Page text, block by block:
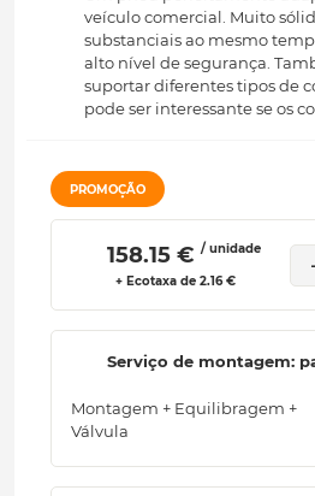
veículo comercial. Muito
substanciais ao mesmo
alto nível de segurança.
suportar diferentes tipos de
pode ser interessante se os
PROMOÇÃO
158.15 € / unidade
+ Ecotaxa de 2.16 €
Serviço de montagem:
Montagem + Equilibragem +
Válvula